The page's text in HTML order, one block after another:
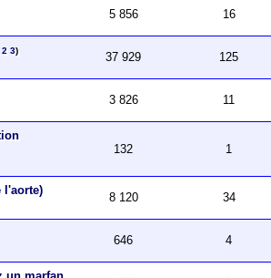
5 856 16
2 3) 37 929 125
3 826 11
132 1
l'aorte) 8 120 34
646 4